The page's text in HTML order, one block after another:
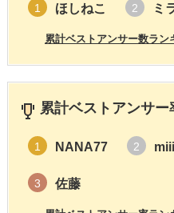
1 ほしねこ 2 ミ
累計ベストアンサー数ラン
累計ベストアンサ
1 NANA77 2
3 佐藤